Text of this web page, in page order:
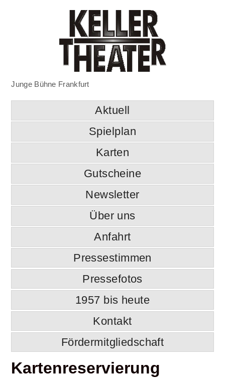
Junge Bühne Frankfurt
Aktuell
Spielplan
Karten
Gutscheine
Newsletter
Über uns
Anfahrt
Pressestimmen
Pressefotos
1957 bis heute
Kontakt
Fördermitgliedschaft
Kartenreservierung